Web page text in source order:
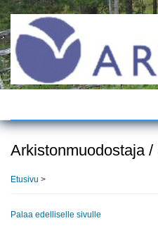
Hyppää
pääsisältöön
Arkistonmuodostaja /
Etusivu >
Palaa edelliselle sivulle